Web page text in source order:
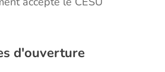
d'ouverture